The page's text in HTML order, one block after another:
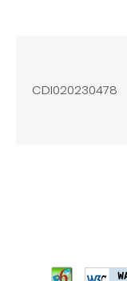
CDI020230478